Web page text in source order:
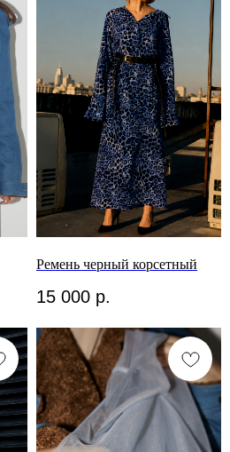
Ремень черный корсетный
15 000 р.